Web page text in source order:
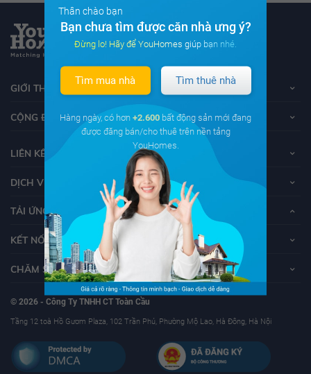
GIỚI THIỆU VỀ YOUHOMES
CỘNG ĐỒNG YOUHOMERS
LIÊN KẾT
DỊCH VỤ KHÁCH HÀNG
TẢI ỨNG DỤNG YOUHOMES
KẾT NỐI VỚI YOUHOMES
CHĂM SÓC KHÁCH HÀNG
© 2026 - Công Ty TNHH CT Toàn Cầu
Tầng 12 toà Hồ Gươm Plaza, 102 Trần Phú, Phường Mộ Lao, Hà Đông, Hà Nội
Thân chào bạn
Bạn chưa tìm được căn nhà ưng ý?
Đừng lo! Hãy để YouHomes giúp bạn nhé.
Tìm mua nhà Tìm thuê nhà
Hàng ngày, có hơn +2.600 bất động sản mới đang
được đăng bán/cho thuê trên nền tảng
YouHomes.